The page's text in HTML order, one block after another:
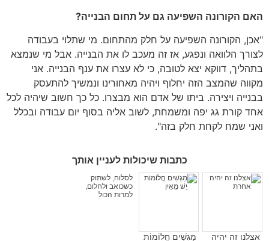
האם הקורונה השפיעה גם על תחום הבנייה?
"אכן, הקורונה השפיעה על חלק מהתחום. מי שתלוי בעבודה
לצורך הלוואה ונפגע, אז זה מעכב לו את הבנייה. אבל מי שנמצא
בתהליך, דווקא יצא לטובה, כי לא עצרו את ענף הבנייה. אני
מקווה שהמצב הזה יחלוף ויהיה מאחורינו ונמשיך להתעסק
בבנייה ויצירה. ביתו של אדם הוא מבצרו. כל כך חשוב שיהיה לכל
אחד קורת גג יפה ומשמחת, לשוב אליה בסוף יום עבודה ובכלל
ואני שמח לקחת חלק בזה".
כתבות שיכולות לעניין אותך
אצלנו זה יהיה מַגְשִׁים חֲלוֹמוֹת
לסלוח, לשתוק
כשכואב ולחלום,
למרות הכול